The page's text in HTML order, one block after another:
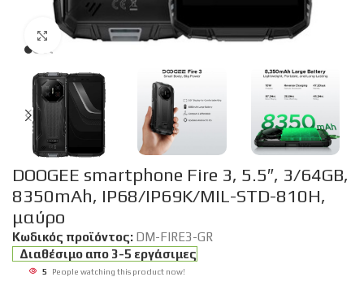
Click to enlarge
DOOGEE smartphone Fire 3, 5.5″, 3/64GB,
8350mAh, IP68/IP69K/MIL-STD-810H,
μαύρο
Κωδικός προϊόντος: DM-FIRE3-GR
Διαθέσιμο απο 3-5 εργάσιμες
5 People watching this product now!